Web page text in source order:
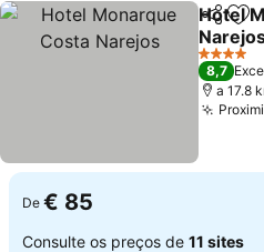
Partilhar
Hotel
Ver
4 Estrelas
8,7
a 17.8
De € 85
Consulte os preços de 11 sites